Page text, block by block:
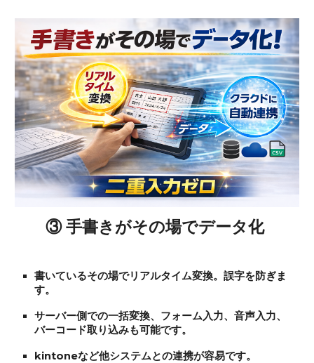
③ 手書きがその場でデータ化
書いているその場でリアルタイム変換。誤字を防ぎま
す。
サーバー側での一括変換、フォーム入力、音声入力、
バーコード取り込みも可能です。
kintoneなど他システムとの連携が容易です。